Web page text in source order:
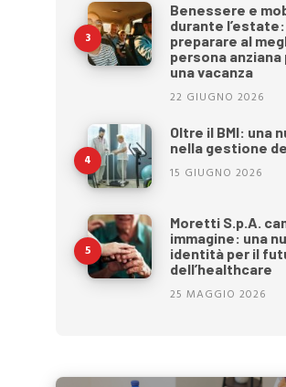
Benessere e
durante
preparare al
persona anziana
una vacanza
22 GIUGNO 2026
Oltre il BMI: una
nella gestione
15 GIUGNO 2026
Moretti S.p.A.
immagine: una
identità per il
dell’healthcare
25 MAGGIO 2026